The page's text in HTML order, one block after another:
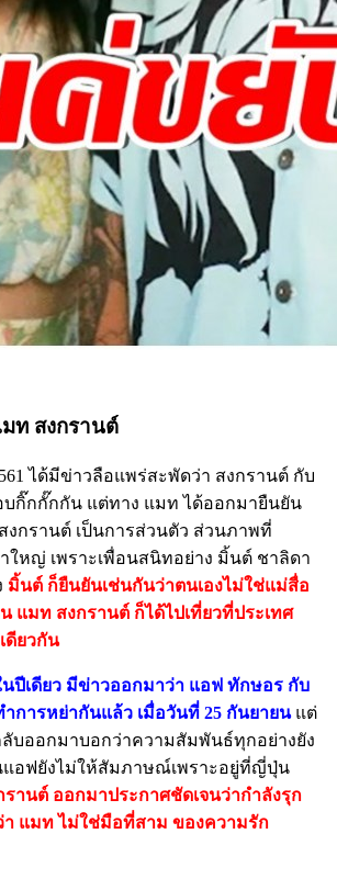
ท สงกรานต์
ได้มีข่าวลือแพร่สะพัดว่า สงกรานต์ กับ
กิ๊กกั๊กกัน แต่ทาง แมท ได้ออกมายืนยัน
งกรานต์ เป็นการส่วนตัว ส่วนภาพที่
ใหญ่ เพราะเพื่อนสนิทอย่าง มิ้นต์ ชาลิดา
มิ้นต์ ก็ยืนยันเช่นกันว่าตนเองไม่ใช่แม่สื่อ
แมท สงกรานต์ ก็ได้ไปเที่ยวที่ประเทศ
ดียวกัน
ปีเดียว มีข่าวออกมาว่า แอฟ ทักษอร กับ
การหย่ากันแล้ว เมื่อวันที่ 25 กันยายน แต่
บออกมาบอกว่าความสัมพันธ์ทุกอย่างยัง
แอฟยังไม่ให้สัมภาษณ์เพราะอยู่ที่ญี่ปุ่น
านต์ ออกมาประกาศชัดเจนว่ากำลังรุก
แมท ไม่ใช่มือที่สาม ของความรัก